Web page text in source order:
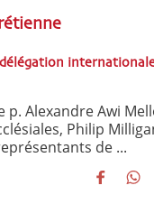
Alexandre Awi
Philip
de ...